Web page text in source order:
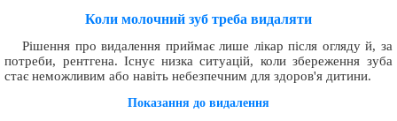
Коли молочний зуб треба видаляти
Рішення про видалення приймає лише лікар після огляду й, за
потреби, рентгена. Існує низка ситуацій, коли збереження зуба
стає неможливим або навіть небезпечним для здоров'я дитини.
Показання до видалення